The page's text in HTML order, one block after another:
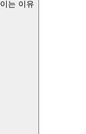
는 이유